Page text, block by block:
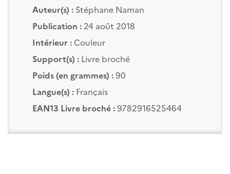
Auteur(s) : Stéphane Naman
Publication :24 août 2018
Intérieur :Couleur
Support(s) :Livre broché
Poids (en grammes) :90
Langue(s) :Français
EAN13 Livre broché :9782916525464